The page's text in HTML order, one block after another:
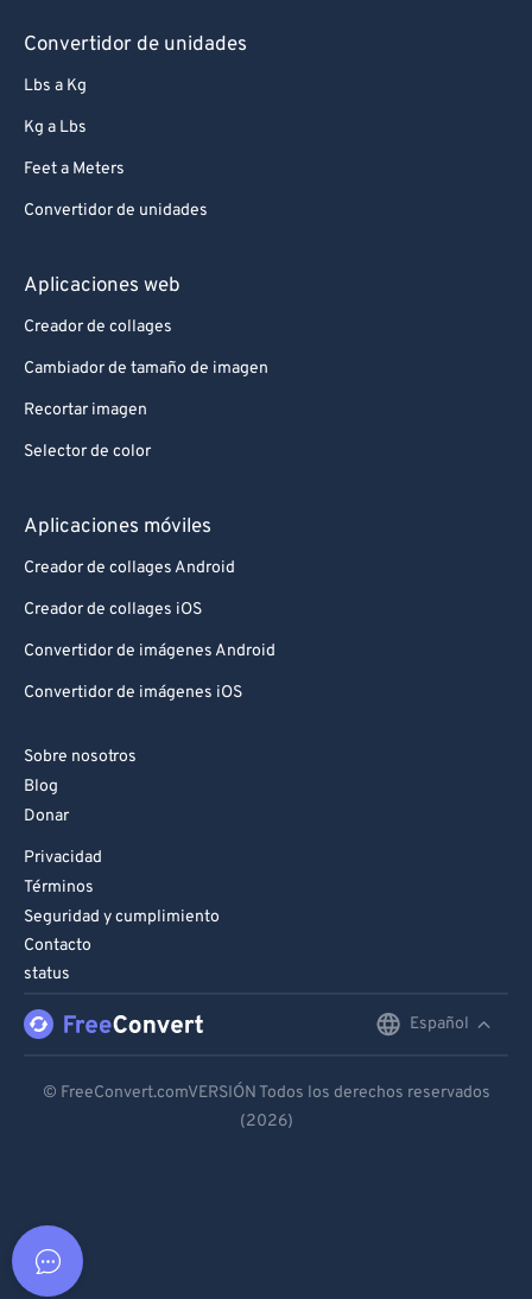
Convertidor de unidades
Lbs a Kg
Kg a Lbs
Feet a Meters
Convertidor de unidades
Aplicaciones web
Creador de collages
Cambiador de tamaño de imagen
Recortar imagen
Selector de color
Aplicaciones móviles
Creador de collages Android
Creador de collages iOS
Convertidor de imágenes Android
Convertidor de imágenes iOS
Sobre nosotros
Blog
Donar
Privacidad
Términos
Seguridad y cumplimiento
Contacto
status
Español
Español
© FreeConvert.comVERSIÓN Todos los derechos reservados
(2026)